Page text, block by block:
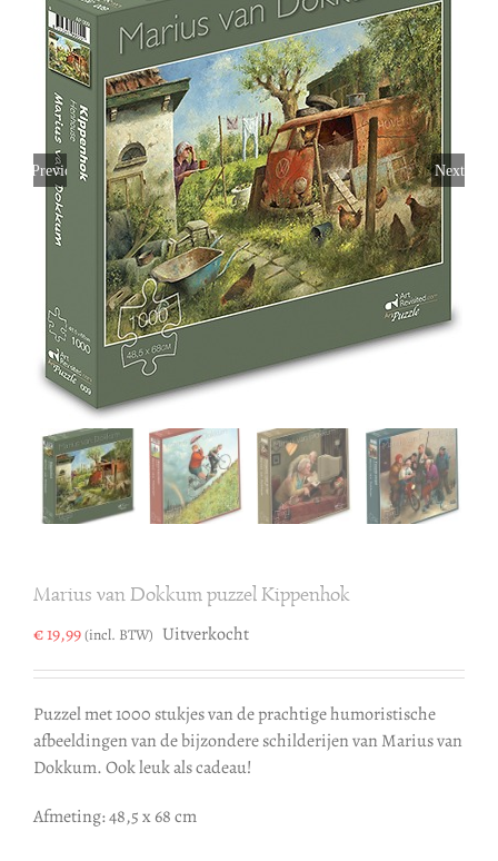
Previous Next
Marius van Dokkum puzzel Kippenhok
€19,99(incl. BTW) Uitverkocht
Puzzel met 1000 stukjes van de prachtige humoristische
afbeeldingen van de bijzondere schilderijen van Marius van
Dokkum. Ook leuk als cadeau!
Afmeting: 48,5 x 68 cm